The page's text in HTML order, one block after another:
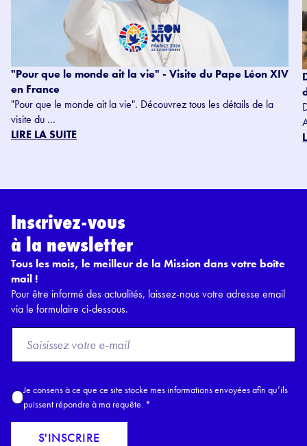
"Pour que le monde ait la vie" - Visite du Pape Léon XIV
en France
"Pour que le monde ait la vie". Découvrez tous les détails de la
visite du ...
LIRE LA SUITE
Inscrivez-vous
à la newsletter
Tous les mois, le meilleur de la Mission dans votre boîte
mail !
Pour être informé des actualités, laissez-nous votre adresse email
via le formulaire ci-dessous.
o
E
m
a
A
c
c
Je consens à ce que ce site stocke mes informations envoyées afin qu’ils
puissent répondre à ma requête. *
S'INSCRIRE